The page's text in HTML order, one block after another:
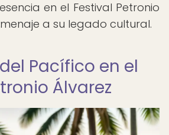
en el Festival Petronio
a su legado cultural.
Pacífico en el
Álvarez